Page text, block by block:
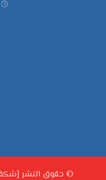
© حقوق النشر [شكة